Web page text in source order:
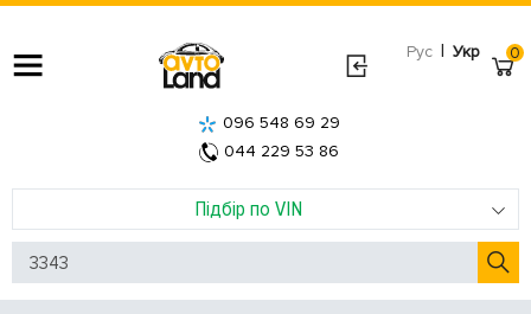
Рус | Укр
Підбір по VIN
096 548 69 29
044 229 53 86
0